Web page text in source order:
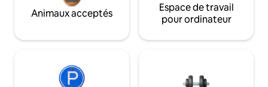
Animaux acceptés
Espace de travail
pour ordinateur